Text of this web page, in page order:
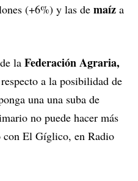
(+6%) y las de maíz a
la Federación Agraria,
a la posibilidad de
una una suba de
no puede hacer más
con El Gíglico, en Radio